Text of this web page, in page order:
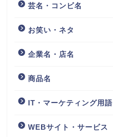
芸名・コンビ名
お笑い・ネタ
企業名・店名
商品名
IT・マーケティング用語
WEBサイト・サービス